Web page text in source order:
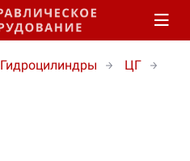
Гидроцилиндры
ЦГ